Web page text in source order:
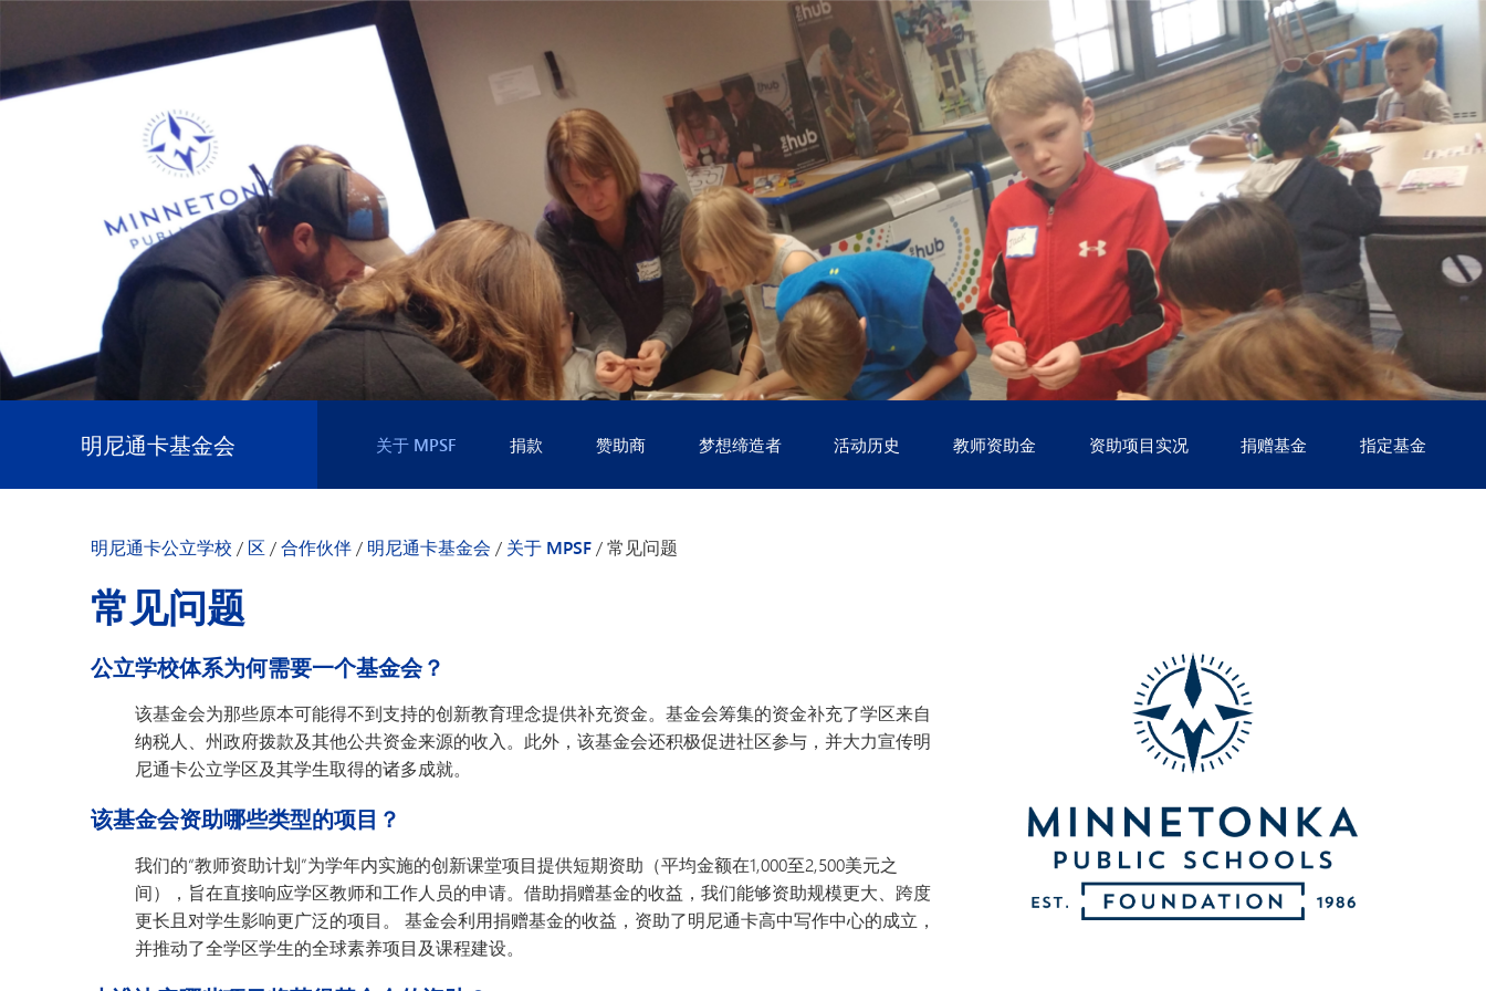
明尼通卡基金会 关于 MPSF
历任董事会成员
捐款
计划性捐赠
赞助商 梦想缔造者 活动历史 教师资助金 资助项目实况
明尼瓦什塔的基金会影响力
“风景高地”基金会的影响力
MME的基金会影响力
MMW 基金会的影响力
MHS的基金会影响力
Tonka Online 上的基金会影响力
捐赠基金 指定基金
明尼通卡公立学校 / 区/合作伙伴/ 明尼通卡基金会 / 关于 MPSF/常见问题
常见问题
公立学校体系为何需要一个基金会？
该基金会为那些原本可能得不到支持的创新教育理念提供补充资金。基金会筹集的资金补充了学区来自
纳税人、州政府拨款及其他公共资金来源的收入。此外，该基金会还积极促进社区参与，并大力宣传明
尼通卡公立学区及其学生取得的诸多成就。
该基金会资助哪些类型的项目？
我们的“教师资助计划”为学年内实施的创新课堂项目提供短期资助（平均金额在1,000至2,500美元之
间），旨在直接响应学区教师和工作人员的申请。借助捐赠基金的收益，我们能够资助规模更大、跨度
更长且对学生影响更广泛的项目。 基金会利用捐赠基金的收益，资助了明尼通卡高中写作中心的成立，
并推动了全学区学生的全球素养项目及课程建设。